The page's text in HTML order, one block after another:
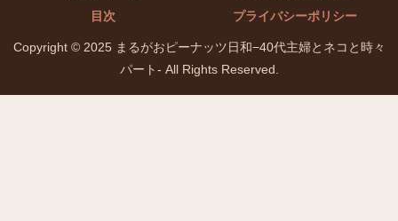
目次
プライバシーポリシー
Copyright © 2025 まるがおピーナッツ日和−40代主婦とネコと時々
パート- All Rights Reserved.